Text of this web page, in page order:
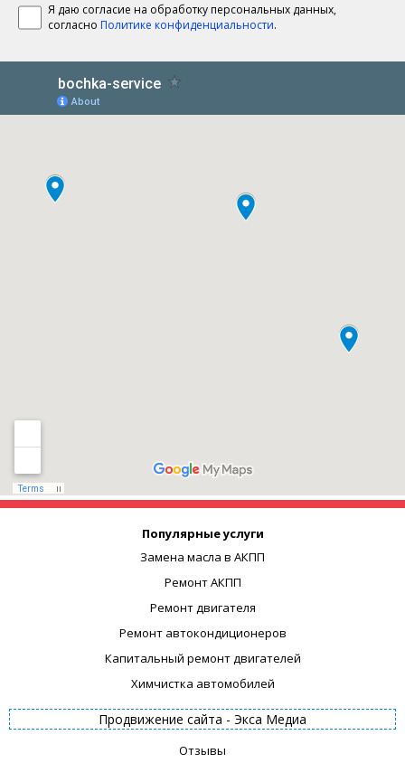
Я даю согласие на обработку персональных данных,
согласно Политике конфиденциальности.
Популярные услуги
Замена масла в АКПП
Ремонт АКПП
Ремонт двигателя
Ремонт автокондиционеров
Капитальный ремонт двигателей
Химчистка автомобилей
Продвижение сайта - Экса Медиа
Отзывы